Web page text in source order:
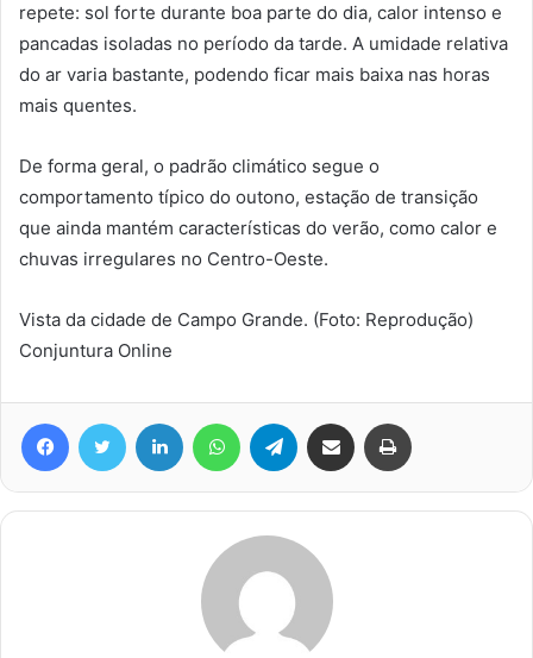
repete: sol forte durante boa parte do dia, calor intenso e
pancadas isoladas no período da tarde. A umidade relativa
do ar varia bastante, podendo ficar mais baixa nas horas
mais quentes.
De forma geral, o padrão climático segue o
comportamento típico do outono, estação de transição
que ainda mantém características do verão, como calor e
chuvas irregulares no Centro-Oeste.
Vista da cidade de Campo Grande. (Foto: Reprodução)
Conjuntura Online
FacebookTwitter Linkedin WhatsAppTelegram Compartilhar via e-mail